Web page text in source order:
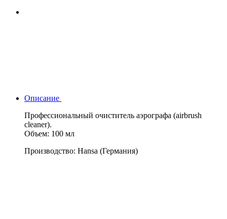
Описание
Профессиональный очиститель аэрографа (airbrush
cleaner).
Объем: 100 мл
Производство: Hansa (Германия)